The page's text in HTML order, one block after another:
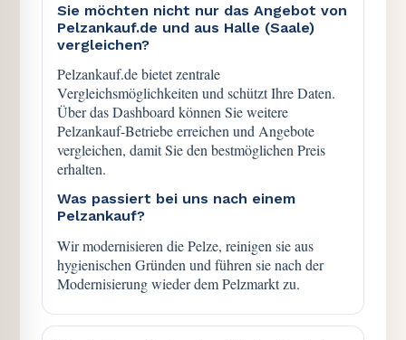
Sie möchten nicht nur das Angebot von
Pelzankauf.de und aus Halle (Saale)
vergleichen?
Pelzankauf.de bietet zentrale
Vergleichsmöglichkeiten und schützt Ihre Daten.
Über das Dashboard können Sie weitere
Pelzankauf-Betriebe erreichen und Angebote
vergleichen, damit Sie den bestmöglichen Preis
erhalten.
Was passiert bei uns nach einem
Pelzankauf?
Wir modernisieren die Pelze, reinigen sie aus
hygienischen Gründen und führen sie nach der
Modernisierung wieder dem Pelzmarkt zu.